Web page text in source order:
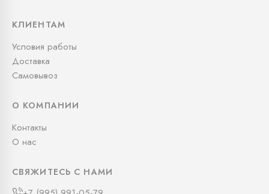
КЛИЕНТАМ
Условия работы
Доставка
Самовывоз
О КОМПАНИИ
Контакты
О нас
СВЯЖИТЕСЬ С НАМИ